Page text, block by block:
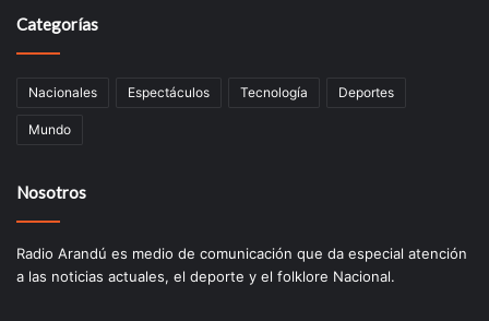
Categorías
Nacionales Espectáculos Tecnologí­a Deportes
Mundo
Nosotros
Radio Arandú es medio de comunicación que da especial atención
a las noticias actuales, el deporte y el folklore Nacional.